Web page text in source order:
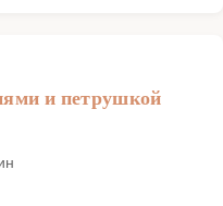
и петрушкой